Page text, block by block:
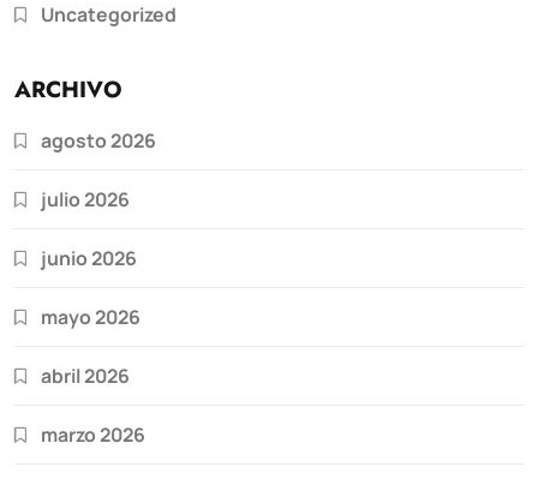
Uncategorized
ARCHIVO
agosto 2026
julio 2026
junio 2026
mayo 2026
abril 2026
marzo 2026